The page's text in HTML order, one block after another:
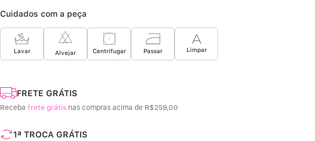
Cuidados com a peça
Lavar Alvejar Centrifugar Passar Limpar
FRETE GRÁTIS
Receba frete grátis nas compras acima de R$259,00
1ª TROCA GRÁTIS